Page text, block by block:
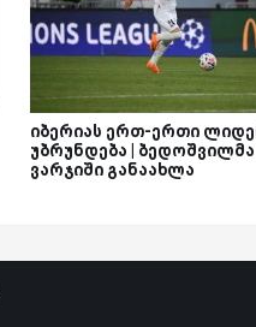
იბერიას ერთ-ერთი
უბრუნდება | ბედოშვილმა
ვარჯიში განაახლა